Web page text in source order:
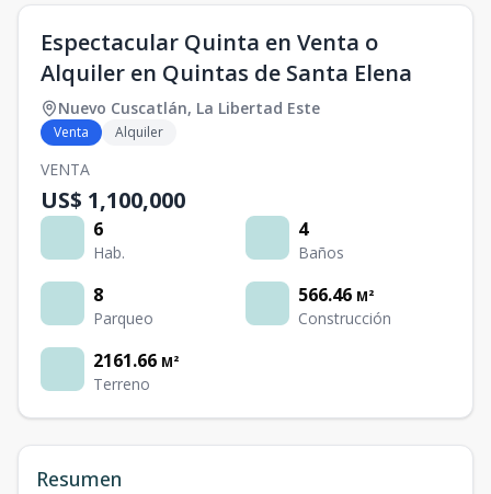
Espectacular Quinta en Venta o
Alquiler en Quintas de Santa Elena
Nuevo Cuscatlán, La Libertad Este
Venta Alquiler
VENTA
US$ 1,100,000
6
Hab.
4
Baños
8
Parqueo
566.46 M²
Construcción
2161.66 M²
Terreno
Resumen